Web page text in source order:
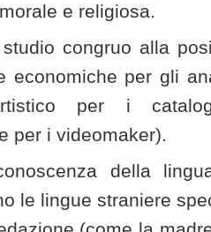
e religiosa.
congruo alla
economiche per gli
per i
per i videomaker).
della
le lingue straniere